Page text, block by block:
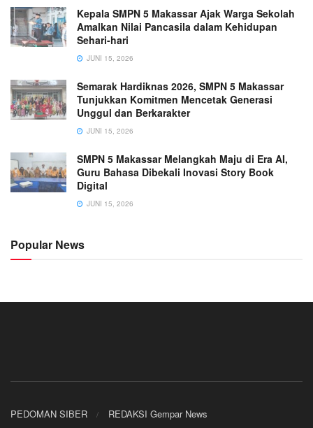
Kepala SMPN 5 Makassar Ajak Warga Sekolah
Amalkan Nilai Pancasila dalam Kehidupan
Sehari-hari
JUNI 15, 2026
Semarak Hardiknas 2026, SMPN 5 Makassar
Tunjukkan Komitmen Mencetak Generasi
Unggul dan Berkarakter
JUNI 15, 2026
SMPN 5 Makassar Melangkah Maju di Era AI,
Guru Bahasa Dibekali Inovasi Story Book
Digital
JUNI 15, 2026
Popular News
PEDOMAN SIBER REDAKSI Gempar News